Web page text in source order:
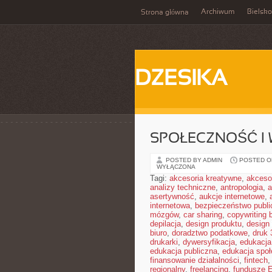
Strona główna Archiwum Bielsko
DZESIKA
SPOŁECZNOŚĆ I
POSTED BY ADMIN POSTED
WYŁĄCZONA
Tagi: akcesoria kreatywne,
analizy techniczne, antropologia,
asertywność, aukcje internetowe,
internetowa, bezpieczeństwo
mózgów, car sharing, copywriting
depilacja, design produktu, design
biuro, doradztwo podatkowe, druk
drukarki, dywersyfikacja,
edukacja publiczna, edukacja
finansowanie działalności, fintech,
regionalny, freelancing, fundusze